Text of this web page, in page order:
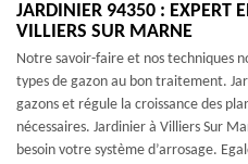
JARDINIER 94350 : EXPERT
VILLIERS SUR MARNE
Notre savoir-faire et nos techniques
types de gazon au bon traitement.
gazons et régule la croissance des
nécessaires. Jardinier à Villiers Sur
besoin votre système d’arrosage.